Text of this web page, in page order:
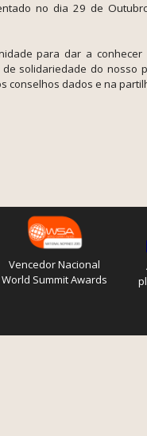
no dia 29 de
para dar a
solidariedade do nosso
conselhos dados e na
Vencedor Nacional
World Summit Awards